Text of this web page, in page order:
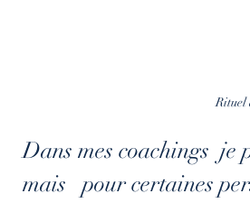
Rituel
Dans mes coachings je
mais   pour certaines